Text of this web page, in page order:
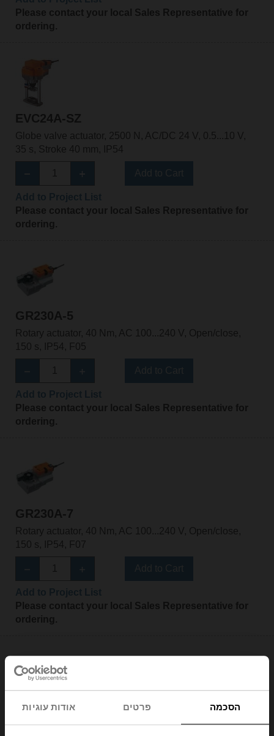
הסכמה פרטים אודות עוגיות
Please contact your local Sales Representative for
ordering.
EVC24A-SZ
Globe valve actuator, 2500 N, AC/DC 24 V, 0.5...10 V,
35 s, Stroke 40 mm, IP54
Please contact your local Sales Representative for
ordering.
GR230A-5
Rotary actuator, 40 Nm, AC 100...240 V, Open/close,
150 s, IP54, F05
Please contact your local Sales Representative for
ordering.
GR230A-7
Rotary actuator, 40 Nm, AC 100...240 V, Open/close,
150 s, IP54, F07
Please contact your local Sales Representative for
ordering.
GR24A-5